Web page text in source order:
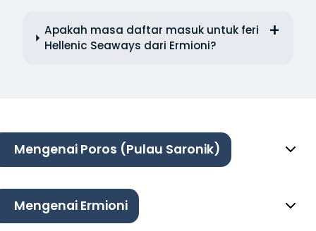
Apakah masa daftar masuk untuk feri
Hellenic Seaways dari Ermioni?
Mengenai Poros (Pulau Saronik)
Mengenai Ermioni